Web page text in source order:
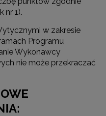
nr 1).
w zakresie
Programu
Wykonawcy
nie może przekraczać